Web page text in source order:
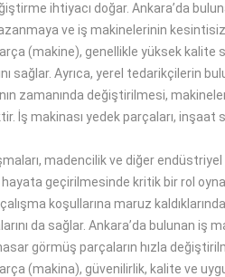
ihtiyacı doğar. Ankara’da
ve iş makinelerinin kesintisiz
(makine), genellikle yüksek
sağlar. Ayrıca, yerel tedarikçilerin
zamanında değiştirilmesi,
İş makinası yedek parçaları,
madencilik ve diğer
geçirilmesinde kritik bir rol
koşullarına maruz
da sağlar. Ankara’da bulunan
görmüş parçaların hızla
(makina), güvenilirlik, kalite ve